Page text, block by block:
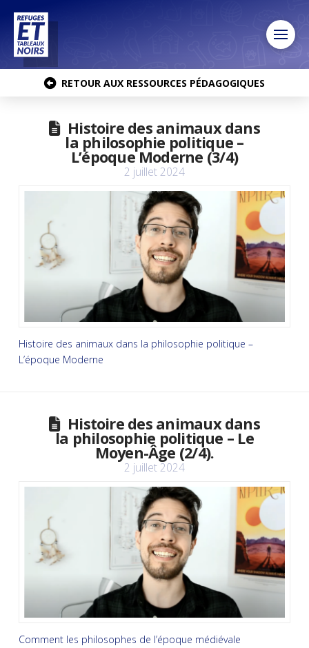
RETOUR AUX RESSOURCES PÉDAGOGIQUES
Histoire des animaux dans
la philosophie politique –
L’époque Moderne (3/4)
2 juillet 2024
Histoire des animaux dans la philosophie politique –
L’époque Moderne
Histoire des animaux dans
la philosophie politique – Le
Moyen-Âge (2/4).
2 juillet 2024
Comment les philosophes de l’époque médiévale